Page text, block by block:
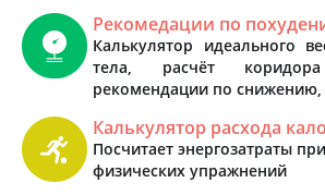
Рекомедации по
Калькулятор идеального
тела, расчёт коридора
рекомендации по снижению,
Калькулятор расхода
Посчитает энергозатраты
физических упражнений